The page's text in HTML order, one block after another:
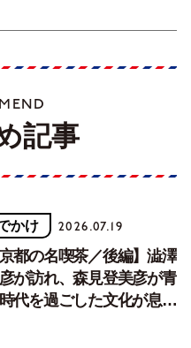
記事
かけ 2026.07.19
京都の名喫茶／後編】澁澤
が訪れ、森見登美彦が青
代を過ごした文化が息づ